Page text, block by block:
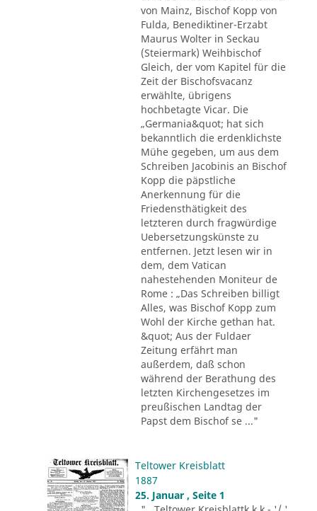
von Mainz, Bischof Kopp von
Fulda, Benediktiner-Erzabt
Maurus Wolter in Seckau
(Steiermark) Weihbischof
Gleich, der vom Kapitel für die
Zeit der Bischofsvacanz
erwählte, übrigens
hochbetagte Vicar. Die
„Germania&quot; hat sich
bekanntlich die erdenklichste
Mühe gegeben, um aus dem
Schreiben Jacobinis an Bischof
Kopp die päpstliche
Anerkennung für die
Friedensthätigkeit des
letzteren durch fragwürdige
Uebersetzungskünste zu
entfernen. Jetzt lesen wir in
dem, dem Vatican
nahestehenden Moniteur de
Rome : „Das Schreiben billigt
Alles, was Bischof Kopp zum
Wohl der Kirche gethan hat.
&quot; Aus der Fuldaer
Zeitung erfährt man
außerdem, daß schon
während der Berathung des
letzten Kirchengesetzes im
preußischen Landtag der
Papst dem Bischof se ..."
Teltower Kreisblatt
1887
25. Januar , Seite 1